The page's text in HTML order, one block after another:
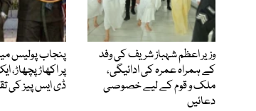
وزیر اعظم شہباز شریف کی وفد
کے ہمراہ عمرہ کی ادائیگی،
ملک و قوم کے لیے خصوصی
دعائیں
پنجاب پولیس
پر اکھاڑ پچھاڑ،
ڈی ایس پیز کی